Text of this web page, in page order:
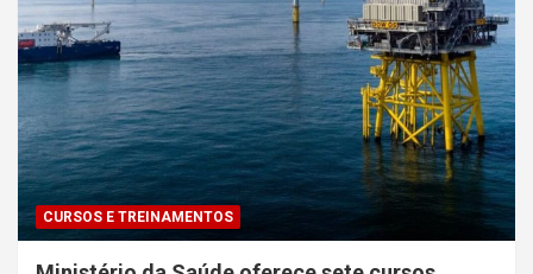
CURSOS E TREINAMENTOS